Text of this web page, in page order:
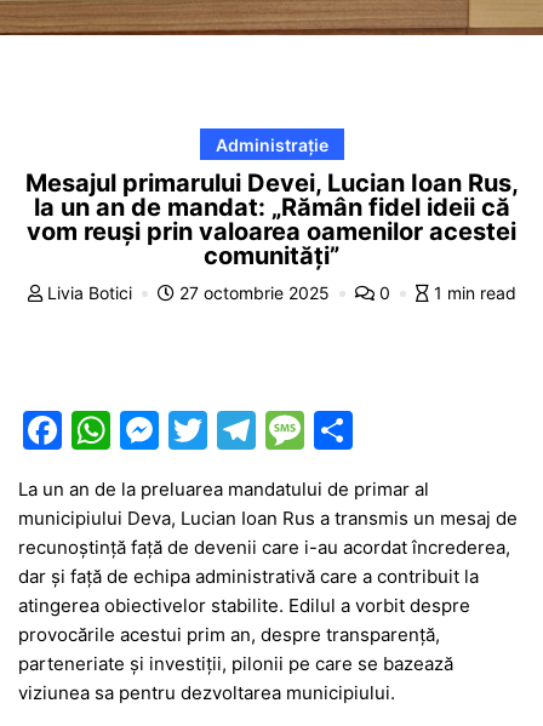
Administrație
Mesajul primarului Devei, Lucian Ioan Rus,
la un an de mandat: „Rămân fidel ideii că
vom reuși prin valoarea oamenilor acestei
comunități”
Livia Botici 27 octombrie 2025 0 1 min read
F
c
e
b
o
o
k
W
at
s
A
p
p
M
s
s
e
n
g
er
T
itt
er
T
e
gr
a
m
M
e
s
s
a
g
e
ar
ta
je
a
z
ă
La un an de la preluarea mandatului de primar al
municipiului Deva, Lucian Ioan Rus a transmis un mesaj de
recunoștință față de devenii care i-au acordat încrederea,
dar și față de echipa administrativă care a contribuit la
atingerea obiectivelor stabilite. Edilul a vorbit despre
provocările acestui prim an, despre transparență,
parteneriate și investiții, pilonii pe care se bazează
viziunea sa pentru dezvoltarea municipiului.